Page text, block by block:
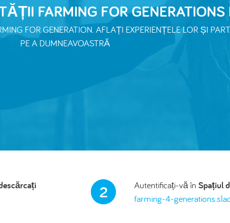
FARMING FOR GENERATIONS
FOR GENERATION. AFLAȚI EXPERIENȚELE LOR ȘI
PE A DUMNEAVOASTRĂ
2 Autentificați-vă în Spațiul
farming-4-